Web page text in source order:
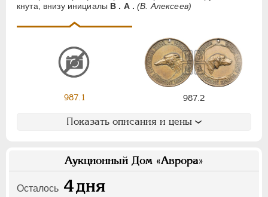
кнута, внизу инициалы В . А . (В. Алексеев)
987.1 987.2
Показать описания и цены
Аукционный Дом «Аврора»
Осталось 4дня
Ф
Х Э
7
НИКОЛАЙ II 1894-1917